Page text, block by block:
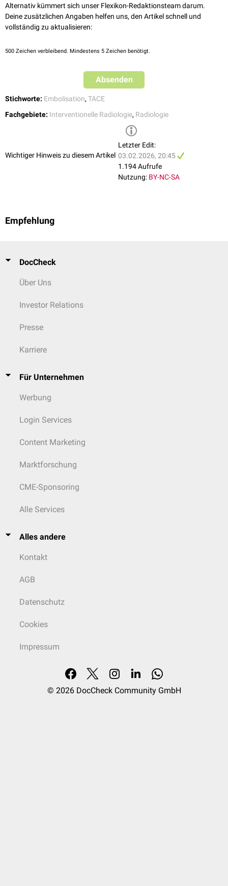
Tumortherapie: oft in Form derTACEbei Lebertumoren zur Induktion
einerTumornekrose
Gefäßpathologien: Verödung
hepatica
arteriovenösen Malformationen oder
zur Reduktion desintraoperativen
Alternativ kümmert sich unser Flexikon-Redaktionsteam darum.
Deine zusätzlichen Angaben helfen uns, den Artikel schnell und
vollständig zu aktualisieren:
500 Zeichen verbleibend. Mindestens 5 Zeichen benötigt.
Absenden
Stichworte: Embolisation, TACE
Fachgebiete: Interventionelle Radiologie, Radiologie
Wichtiger Hinweis zu diesem Artikel
Letzter Edit:
03.02.2026, 20:45
1.194 Aufrufe
Nutzung: BY-NC-SA
Empfehlung
DocCheck
Über Uns
Investor Relations
Presse
Karriere
Für Unternehmen
Werbung
Login Services
Content Marketing
Marktforschung
CME-Sponsoring
Alle Services
Alles andere
Kontakt
AGB
Datenschutz
Cookies
Impressum
© 2026 DocCheck Community GmbH